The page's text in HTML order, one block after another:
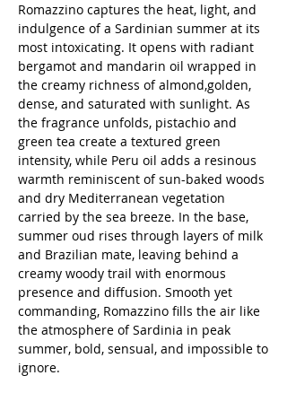
Romazzino captures the heat, light, and
indulgence of a Sardinian summer at its
most intoxicating. It opens with radiant
bergamot and mandarin oil wrapped in
the creamy richness of almond,golden,
dense, and saturated with sunlight. As
the fragrance unfolds, pistachio and
green tea create a textured green
intensity, while Peru oil adds a resinous
warmth reminiscent of sun-baked woods
and dry Mediterranean vegetation
carried by the sea breeze. In the base,
summer oud rises through layers of milk
and Brazilian mate, leaving behind a
creamy woody trail with enormous
presence and diffusion. Smooth yet
commanding, Romazzino fills the air like
the atmosphere of Sardinia in peak
summer, bold, sensual, and impossible to
ignore.